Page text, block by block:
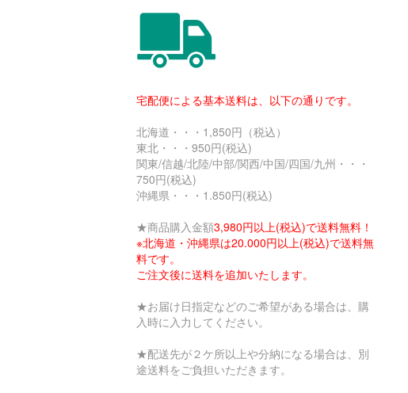
宅配便による基本送料は、以下の通りです。
北海道・・・1,850円（税込）
東北・・・950円(税込)
関東/信越/北陸/中部/関西/中国/四国/九州・・・
750円(税込)
沖縄県・・・1.850円(税込)
★商品購入金額3,980円以上(税込)で送料無料！
※北海道・沖縄県は20.000円以上(税込)で送料無
料です。
ご注文後に送料を追加いたします。
★お届け日指定などのご希望がある場合は、購
入時に入力してください。
★配送先が２ケ所以上や分納になる場合は、別
途送料をご負担いただきます。